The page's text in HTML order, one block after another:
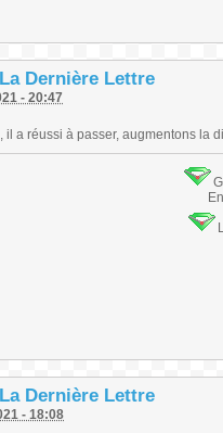
Dernière Lettre
- 20:47
il a réussi à passer, augmentons la
Dernière Lettre
- 18:08